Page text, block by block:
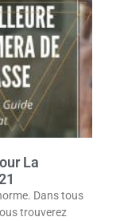
La
Dans tous
trouverez